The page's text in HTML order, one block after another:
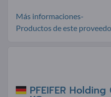
Más informaciones-
Productos de este
PFEIFER